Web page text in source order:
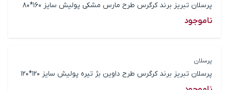
پرسلان تبریز برند کرگرس طرح مارس مشکی پولیش سایز 160*80
ناموجود
پرسلان
پرسلان تبریز برند کرگرس طرح داوین بژ تیره پولیش سایز 120*120